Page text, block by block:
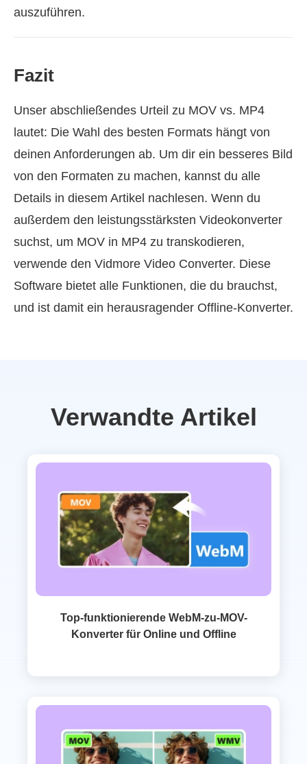
auszuführen.
Fazit
Unser abschließendes Urteil zu MOV vs. MP4
lautet: Die Wahl des besten Formats hängt von
deinen Anforderungen ab. Um dir ein besseres Bild
von den Formaten zu machen, kannst du alle
Details in diesem Artikel nachlesen. Wenn du
außerdem den leistungsstärksten Videokonverter
suchst, um MOV in MP4 zu transkodieren,
verwende den Vidmore Video Converter. Diese
Software bietet alle Funktionen, die du brauchst,
und ist damit ein herausragender Offline-Konverter.
Verwandte Artikel
Top-funktionierende WebM-zu-MOV-
Konverter für Online und Offline